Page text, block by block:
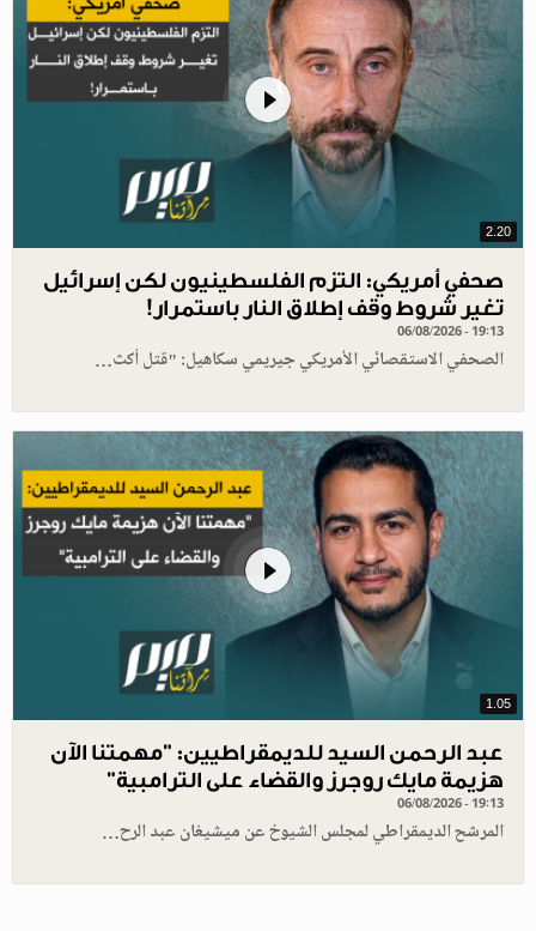
2.20
صحفي أمريكي: التزم الفلسطينيون لكن إسرائيل
تغير شروط وقف إطلاق النار باستمرار!
06/08/2026 - 19:13
الصحفي الاستقصائي الأمريكي جيريمي سكاهيل: "قتل أكث…
1.05
عبد الرحمن السيد للديمقراطيين: "مهمتنا الآن
هزيمة مايك روجرز والقضاء على الترامبية"
06/08/2026 - 19:13
المرشح الديمقراطي لمجلس الشيوخ عن ميشيغان عبد الرح…